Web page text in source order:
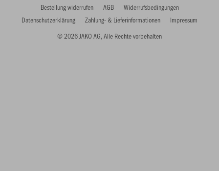
© 2026 JAKO AG, Alle Rechte vorbehalten
Bestellung widerrufen AGB
Widerrufsbedingungen
Datenschutzerklärung
Zahlung- & Lieferinformationen Impressum